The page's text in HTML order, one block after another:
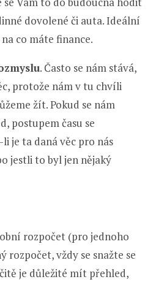
dovolené či auta. Ideální
co máte finance.
. Často se nám stává,
protože nám v tu chvíli
žít. Pokud se nám
postupem času se
je ta daná věc pro nás
jestli to byl jen nějaký
rozpočet (pro jednoho
rozpočet, vždy se snažte se
je důležité mít přehled,